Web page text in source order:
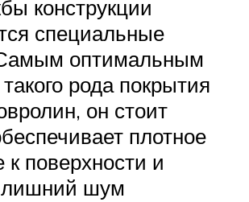
конструкции
специальные
оптимальным
рода покрытия
он стоит
плотное
к поверхности и
лишний шум